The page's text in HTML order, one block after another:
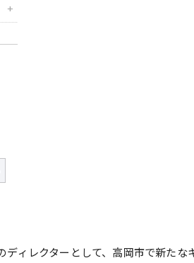
ィレクターとして、高岡市で新た